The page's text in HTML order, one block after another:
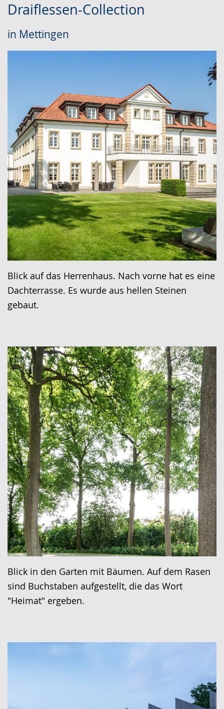
Draiflessen-Collection
in Mettingen
Blick auf das Herrenhaus. Nach vorne hat es eine
Dachterrasse. Es wurde aus hellen Steinen
gebaut.
Blick in den Garten mit Bäumen. Auf dem Rasen
sind Buchstaben aufgestellt, die das Wort
"Heimat" ergeben.